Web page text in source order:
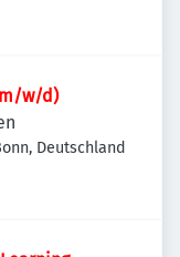
w/d)
Deutschland